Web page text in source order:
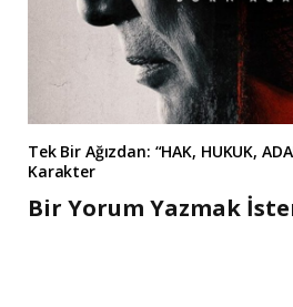
Tek Bir Ağızdan: “HAK, HUKUK,
Karakter
Bir Yorum Yazmak